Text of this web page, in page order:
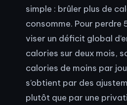
simple : brûler plus de
consomme. Pour perdre
viser un déficit global
calories sur deux mois,
calories de moins par
s’obtient par des
plutôt que par une